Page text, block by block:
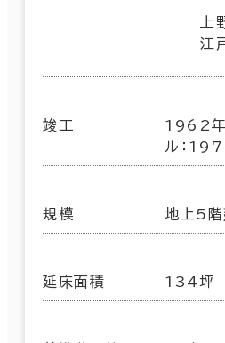
上
江
竣工
1962年
ル：
規模 地上5階
延床面積 134坪